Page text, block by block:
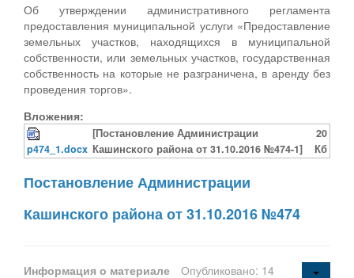
Об утверждении административного регламента
предоставления муниципальной услуги «Предоставление
земельных участков, находящихся в муниципальной
собственности, или земельных участков, государственная
собственность на которые не разграничена, в аренду без
проведения торгов».
Вложения:
p474_1.docx
[Постановление Администрации
Кашинского района от 31.10.2016 №474-1]
20
Кб
Постановление Администрации
Кашинского района от 31.10.2016 №474
Информация о материале
Опубликовано: 14